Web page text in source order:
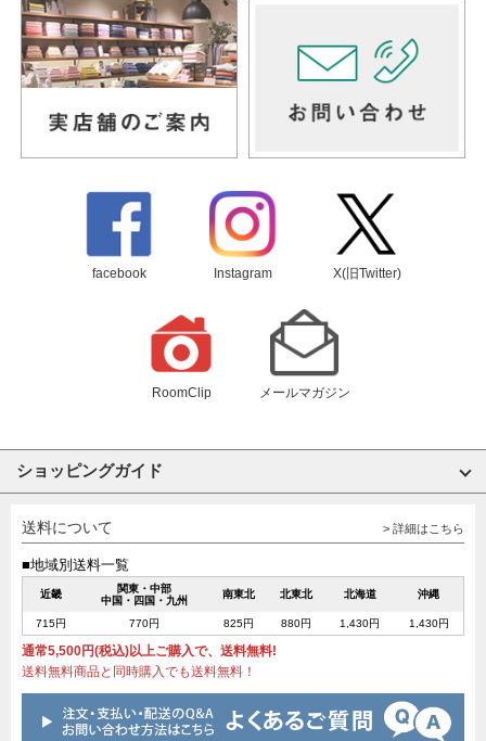
facebook Instagram X(旧Twitter)
RoomClip メールマガジン
ショッピングガイド
送料について > 詳細はこちら
■地域別送料一覧
近畿
関東・中部
中国・四国・九州
南東北 北東北 北海道 沖縄
715円 770円 825円 880円 1,430円 1,430円
通常5,500円(税込)以上ご購入で、送料無料!
送料無料商品と同時購入でも送料無料！